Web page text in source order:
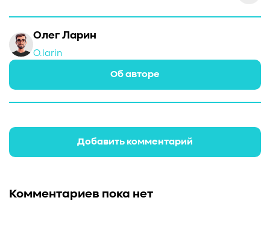
Олег Ларин
O.larin
Об авторе
Добавить комментарий
Комментариев пока нет